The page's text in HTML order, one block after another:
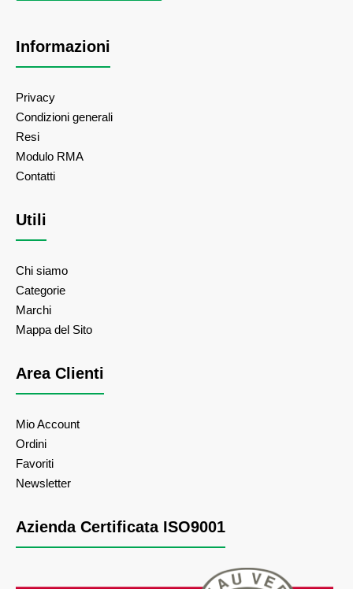
Informazioni
Privacy
Condizioni generali
Resi
Modulo RMA
Contatti
Utili
Chi siamo
Categorie
Marchi
Mappa del Sito
Area Clienti
Mio Account
Ordini
Favoriti
Newsletter
Azienda Certificata ISO9001